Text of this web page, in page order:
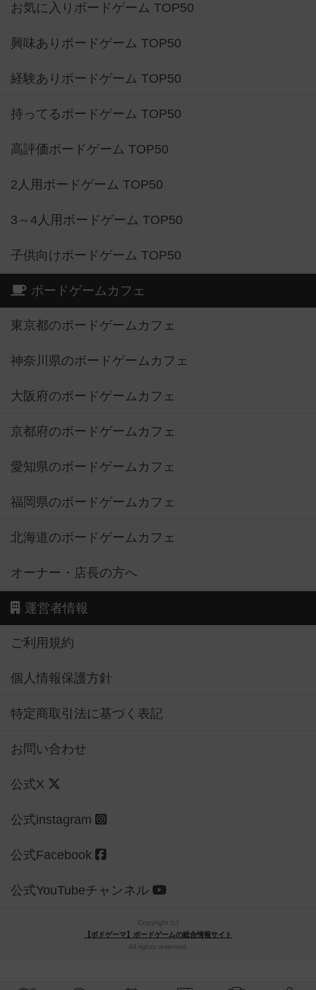
お気に入りボードゲーム TOP50
興味ありボードゲーム TOP50
経験ありボードゲーム TOP50
持ってるボードゲーム TOP50
高評価ボードゲーム TOP50
2人用ボードゲーム TOP50
3～4人用ボードゲーム TOP50
子供向けボードゲーム TOP50
ボードゲームカフェ
東京都のボードゲームカフェ
神奈川県のボードゲームカフェ
大阪府のボードゲームカフェ
京都府のボードゲームカフェ
愛知県のボードゲームカフェ
福岡県のボードゲームカフェ
北海道のボードゲームカフェ
オーナー・店長の方へ
運営者情報
ご利用規約
個人情報保護方針
特定商取引法に基づく表記
お問い合わせ
公式X
公式instagram
公式Facebook
公式YouTubeチャンネル
Copyright (c)
【ボドゲーマ】ボードゲームの総合情報サイト
All rights reserved.